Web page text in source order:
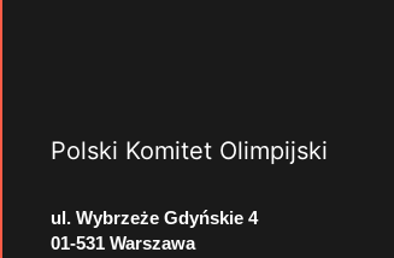
Polski Komitet Olimpijski
ul. Wybrzeże Gdyńskie 4
01-531 Warszawa